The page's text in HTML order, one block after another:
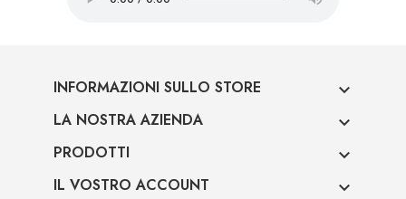
INFORMAZIONI SULLO STORE 
LA NOSTRA AZIENDA 
PRODOTTI 
IL VOSTRO ACCOUNT 